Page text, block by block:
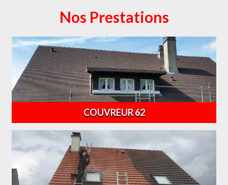
Nos Prestations
COUVREUR 62